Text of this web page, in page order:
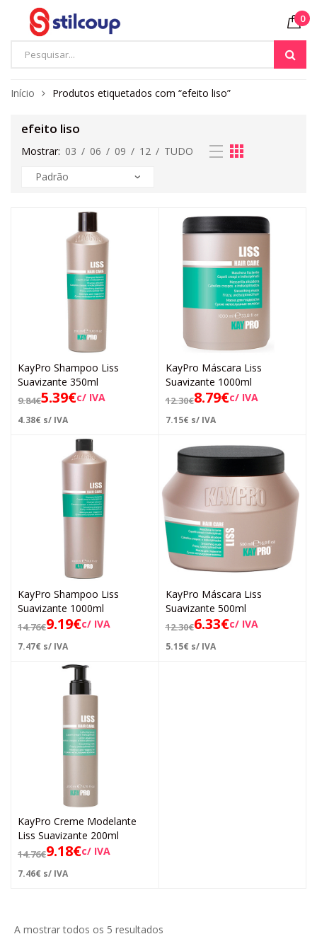
0
Início Produtos etiquetados com “efeito liso”
efeito liso
Mostrar: 03 / 06 / 09 / 12 / TUDO
KayPro Shampoo Liss
Suavizante 350ml
9.84€5.39€c/ IVA
4.38€ s/ IVA
KayPro Máscara Liss
Suavizante 1000ml
12.30€8.79€c/ IVA
7.15€ s/ IVA
KayPro Shampoo Liss
Suavizante 1000ml
14.76€9.19€c/ IVA
7.47€ s/ IVA
KayPro Máscara Liss
Suavizante 500ml
12.30€6.33€c/ IVA
5.15€ s/ IVA
KayPro Creme Modelante
Liss Suavizante 200ml
14.76€9.18€c/ IVA
7.46€ s/ IVA
A mostrar todos os 5 resultados